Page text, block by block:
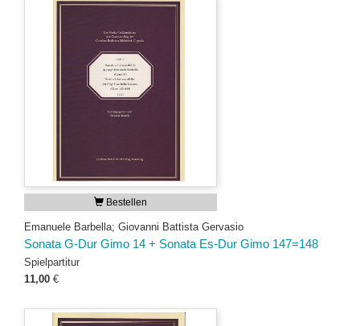
Bestellen
Emanuele Barbella; Giovanni Battista Gervasio
Sonata G-Dur Gimo 14 + Sonata Es-Dur Gimo 147=148
Spielpartitur
11,00 €